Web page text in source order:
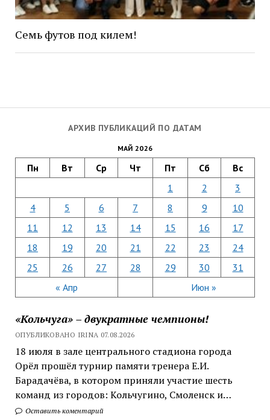
АРХИВ ПУБЛИКАЦИЙ ПО ДАТАМ
МАЙ 2026
Пн Вт Ср Чт Пт Сб Вс
« Апр Июн »
1 2
3
4
5 6 7 8 9
10
11
12 13 14 15 16
17
18
19 20 21 22 23
24
25
26 27 28 29 30 31
«Кольчуга» – двукратные чемпионы!
ОПУБЛИКОВАНО IRINA 07.08.2026
18 июля в зале центрального стадиона города
Орёл прошёл турнир памяти тренера Е.И.
Барадачёва, в котором приняли участие шесть
команд из городов: Кольчугино, Смоленск и…
Оставить коментарий
Семь футов под килем!